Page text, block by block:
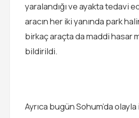
yaralandığı ve ayakta tedavi
aracın her iki yanında park
birkaç araçta da maddi hasar
bildirildi.
Ayrıca bugün Sohum’da